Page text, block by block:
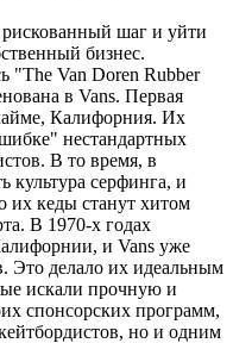
рискованный шаг и уйти
бизнес.
"The Van Doren Rubber
в Vans. Первая
Калифорния. Их
нестандартных
В то время, в
культура серфинга, и
их кеды станут хитом
В 1970-х годах
и Vans уже
Это делало их идеальным
искали прочную и
спонсорских программ,
но и одним